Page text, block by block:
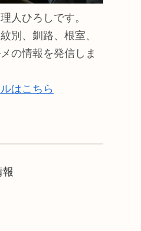
人ひろしです。
別、釧路、根室、
の情報を発信しま
はこちら